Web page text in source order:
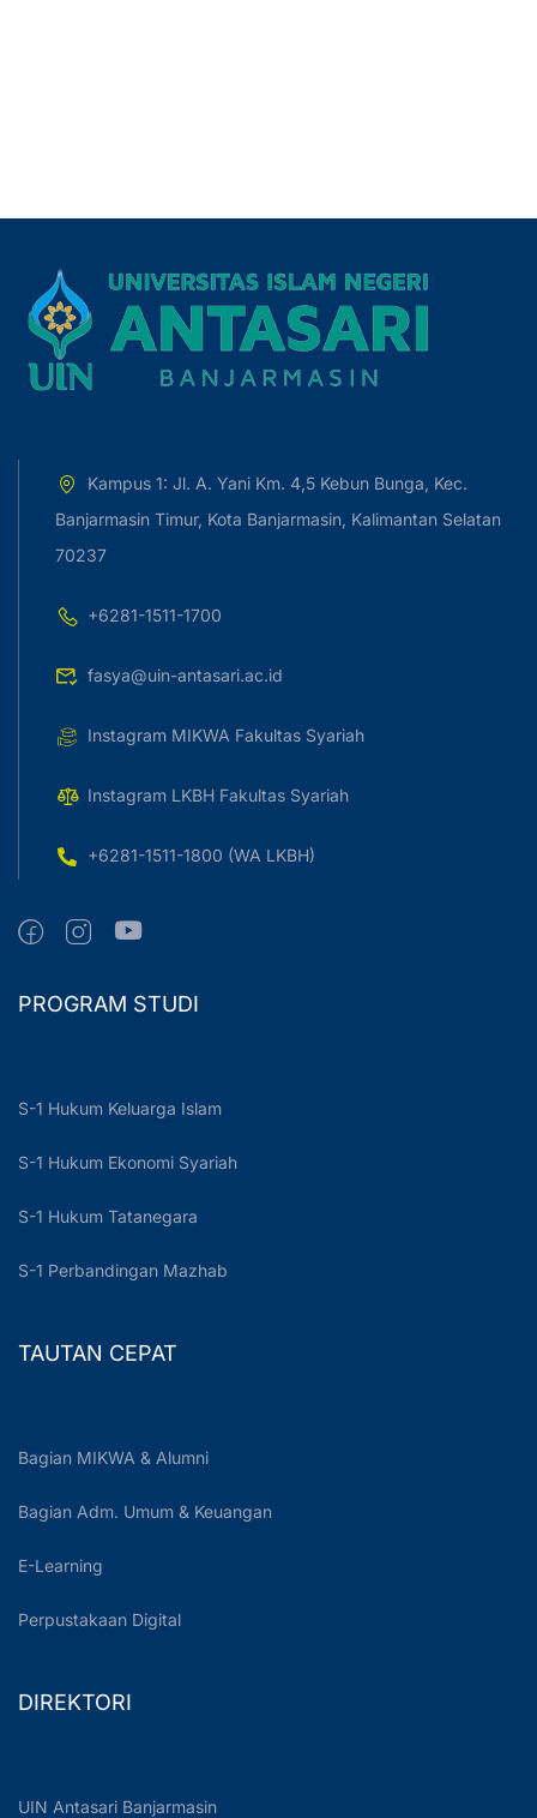
Kampus 1: Jl. A. Yani Km. 4,5 Kebun Bunga, Kec.
Banjarmasin Timur, Kota Banjarmasin, Kalimantan Selatan
70237
+6281-1511-1700
fasya@uin-antasari.ac.id
Instagram MIKWA Fakultas Syariah
Instagram LKBH Fakultas Syariah
+6281-1511-1800 (WA LKBH)
PROGRAM STUDI
S-1 Hukum Keluarga Islam
S-1 Hukum Ekonomi Syariah
S-1 Hukum Tatanegara
S-1 Perbandingan Mazhab
TAUTAN CEPAT
Bagian MIKWA & Alumni
Bagian Adm. Umum & Keuangan
E-Learning
Perpustakaan Digital
DIREKTORI
UIN Antasari Banjarmasin